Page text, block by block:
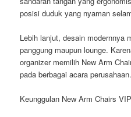
posisi duduk yang nyaman
Lebih lanjut, desain modernnya
panggung maupun lounge.
organizer memilih New Arm
pada berbagai acara perusahaan.
Keunggulan New Arm Chairs VIP